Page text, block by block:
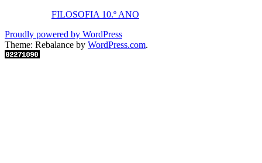
FILOSOFIA 10.º ANO
Proudly powered by WordPress
Theme: Rebalance by WordPress.com.